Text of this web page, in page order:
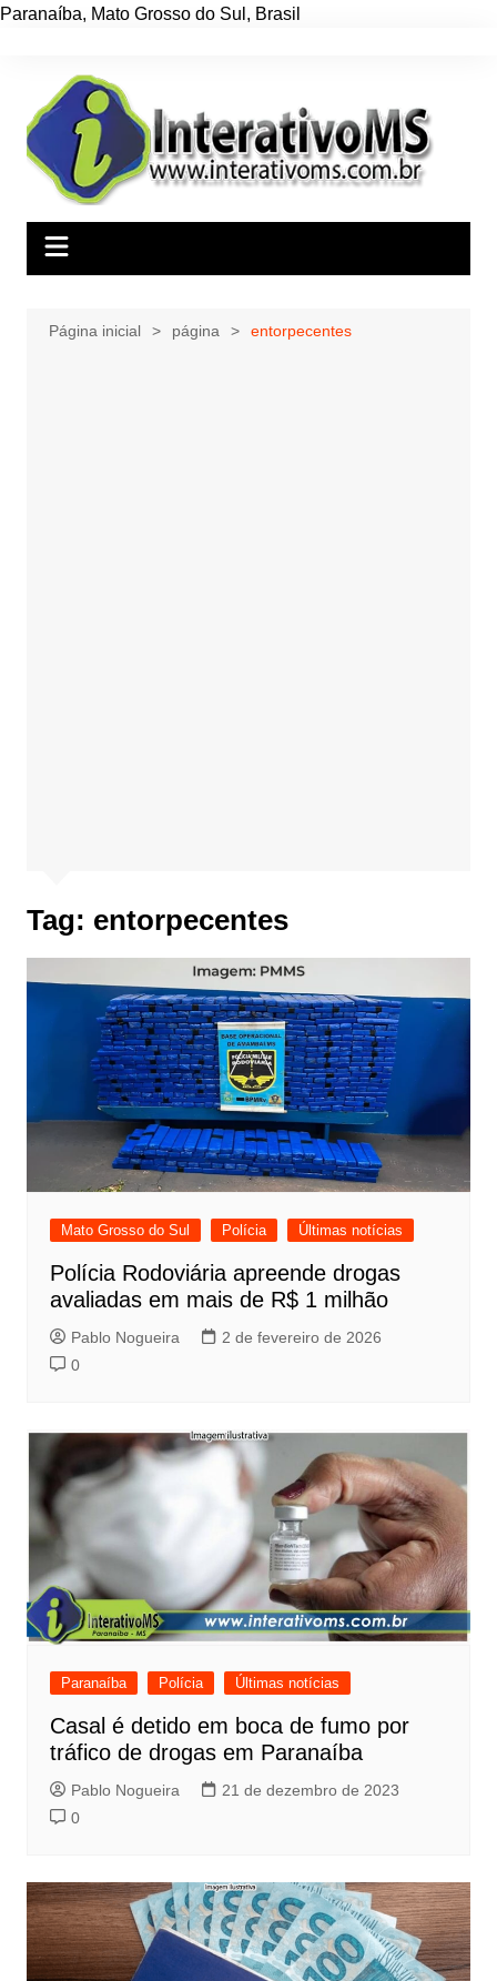
Paranaíba, Mato Grosso do Sul , Brasil
conteúdo
Página inicial página entorpecentes
Tag: entorpecentes
Mato Grosso do Sul Polícia Últimas notícias
Polícia Rodoviária apreende drogas
avaliadas em mais de R$ 1 milhão
Pablo Nogueira
2 de fevereiro de 2026
0
Paranaíba Polícia Últimas notícias
Casal é detido em boca de fumo por
tráfico de drogas em Paranaíba
Pablo Nogueira
21 de dezembro de 2023
0